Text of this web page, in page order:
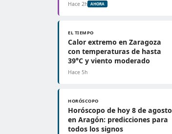
Hace 2h AHORA
EL TIEMPO
Calor extremo en Zaragoza
con temperaturas de hasta
39°C y viento moderado
Hace 5h
HORÓSCOPO
Horóscopo de hoy 8 de agosto
en Aragón: predicciones para
todos los signos